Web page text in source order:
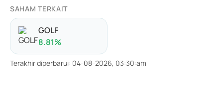
SAHAM TERKAIT
GOLF
8.81%
Terakhir diperbarui: 04-08-2026, 03:30:am